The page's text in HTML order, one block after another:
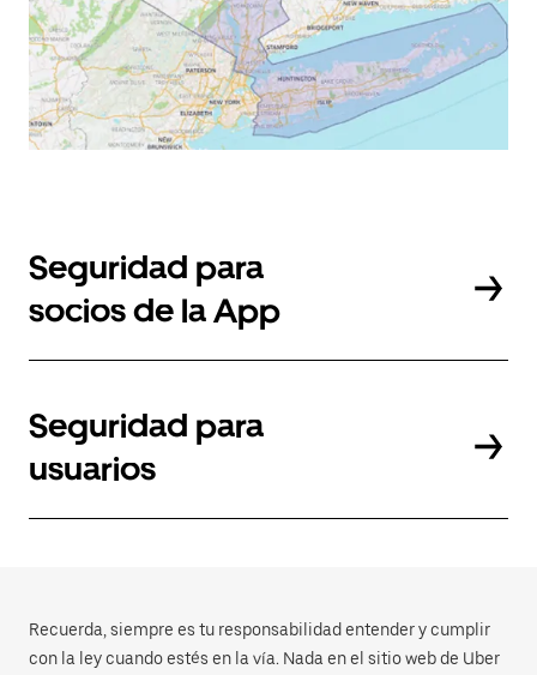
Seguridad para
socios de la App
Seguridad para
usuarios
Recuerda, siempre es tu responsabilidad entender y cumplir
con la ley cuando estés en la vía. Nada en el sitio web de Uber